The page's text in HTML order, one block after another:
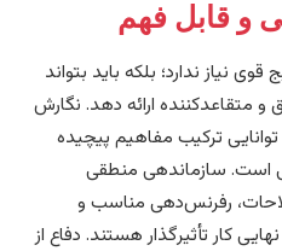
قابل فهم
ندارد؛ بلکه باید بتواند
ارائه دهد. نگارش
ترکیب مفاهیم پیچیده
سازماندهی منطقی
رفرنس‌دهی مناسب و
تأثیرگذار هستند. دفاع از